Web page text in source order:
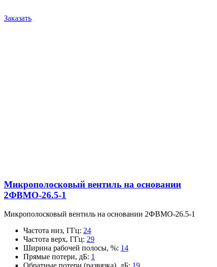
Заказать
Микрополосковый вентиль на основании
2ФВМO-26.5-1
Микрополосковый вентиль на основании 2ФВМO-26.5-1
Частота низ, ГГц: 24
Частота верх, ГГц: 29
Ширина рабочей полосы, %: 14
Прямые потери, дБ: 1
Обратные потери (развязка), дБ: 19